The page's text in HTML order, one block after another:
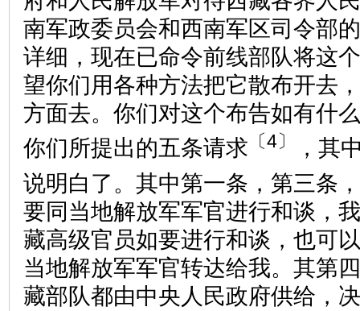
南军政委员会和西南军区司令部
详细，现在已命令前线部队将这
望你们用各种方法把它散布开去
方面去。你们对这个布告如有什
你们所提出的五条请求 〔4〕
，其
说明白了。其中第一条，第三条
要同当地解放军军官进行和谈，
藏高级官员如要进行和谈，也可
当地解放军军官转达给我。其第
藏部队都由中央人民政府供给，